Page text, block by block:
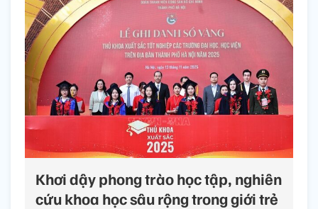
Khơi dậy phong trào học tập, nghiên
cứu khoa học sâu rộng trong giới trẻ